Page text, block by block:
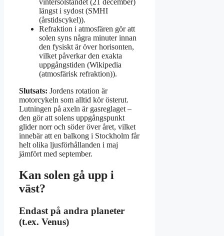
längst i sydost (SMHI
(årstidscykel)).
Refraktion i atmosfären gör att
solen syns några minuter innan
den fysiskt är över horisonten,
vilket påverkar den exakta
uppgångstiden (Wikipedia
(atmosfärisk refraktion)).
Slutsats: Jordens rotation är
motorcykeln som alltid kör österut.
Lutningen på axeln är gasreglaget –
den gör att solens uppgångspunkt
glider norr och söder över året, vilket
innebär att en balkong i Stockholm får
helt olika ljusförhållanden i maj
jämfört med september.
Kan solen gå upp i
väst?
Endast på andra planeter
(t.ex. Venus)